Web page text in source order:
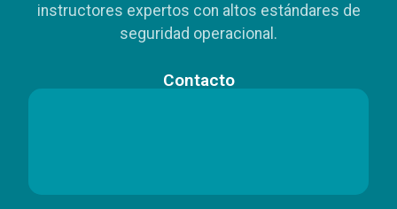
instructores expertos con altos estándares de
seguridad operacional.
Contacto